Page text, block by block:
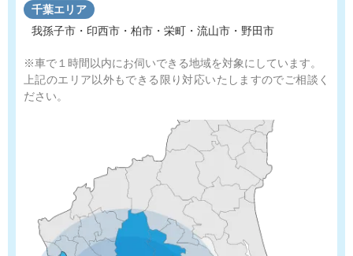
千葉エリア
我孫子市・印西市・柏市・栄町・流山市・野田市
※車で１時間以内にお伺いできる地域を対象にしています。
上記のエリア以外もできる限り対応いたしますのでご相談く
ださい。